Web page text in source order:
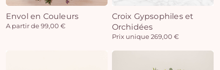
Envol en Couleurs
A partir de 99,00 €
Croix Gypsophiles et
Orchidées
Prix unique 269,00 €